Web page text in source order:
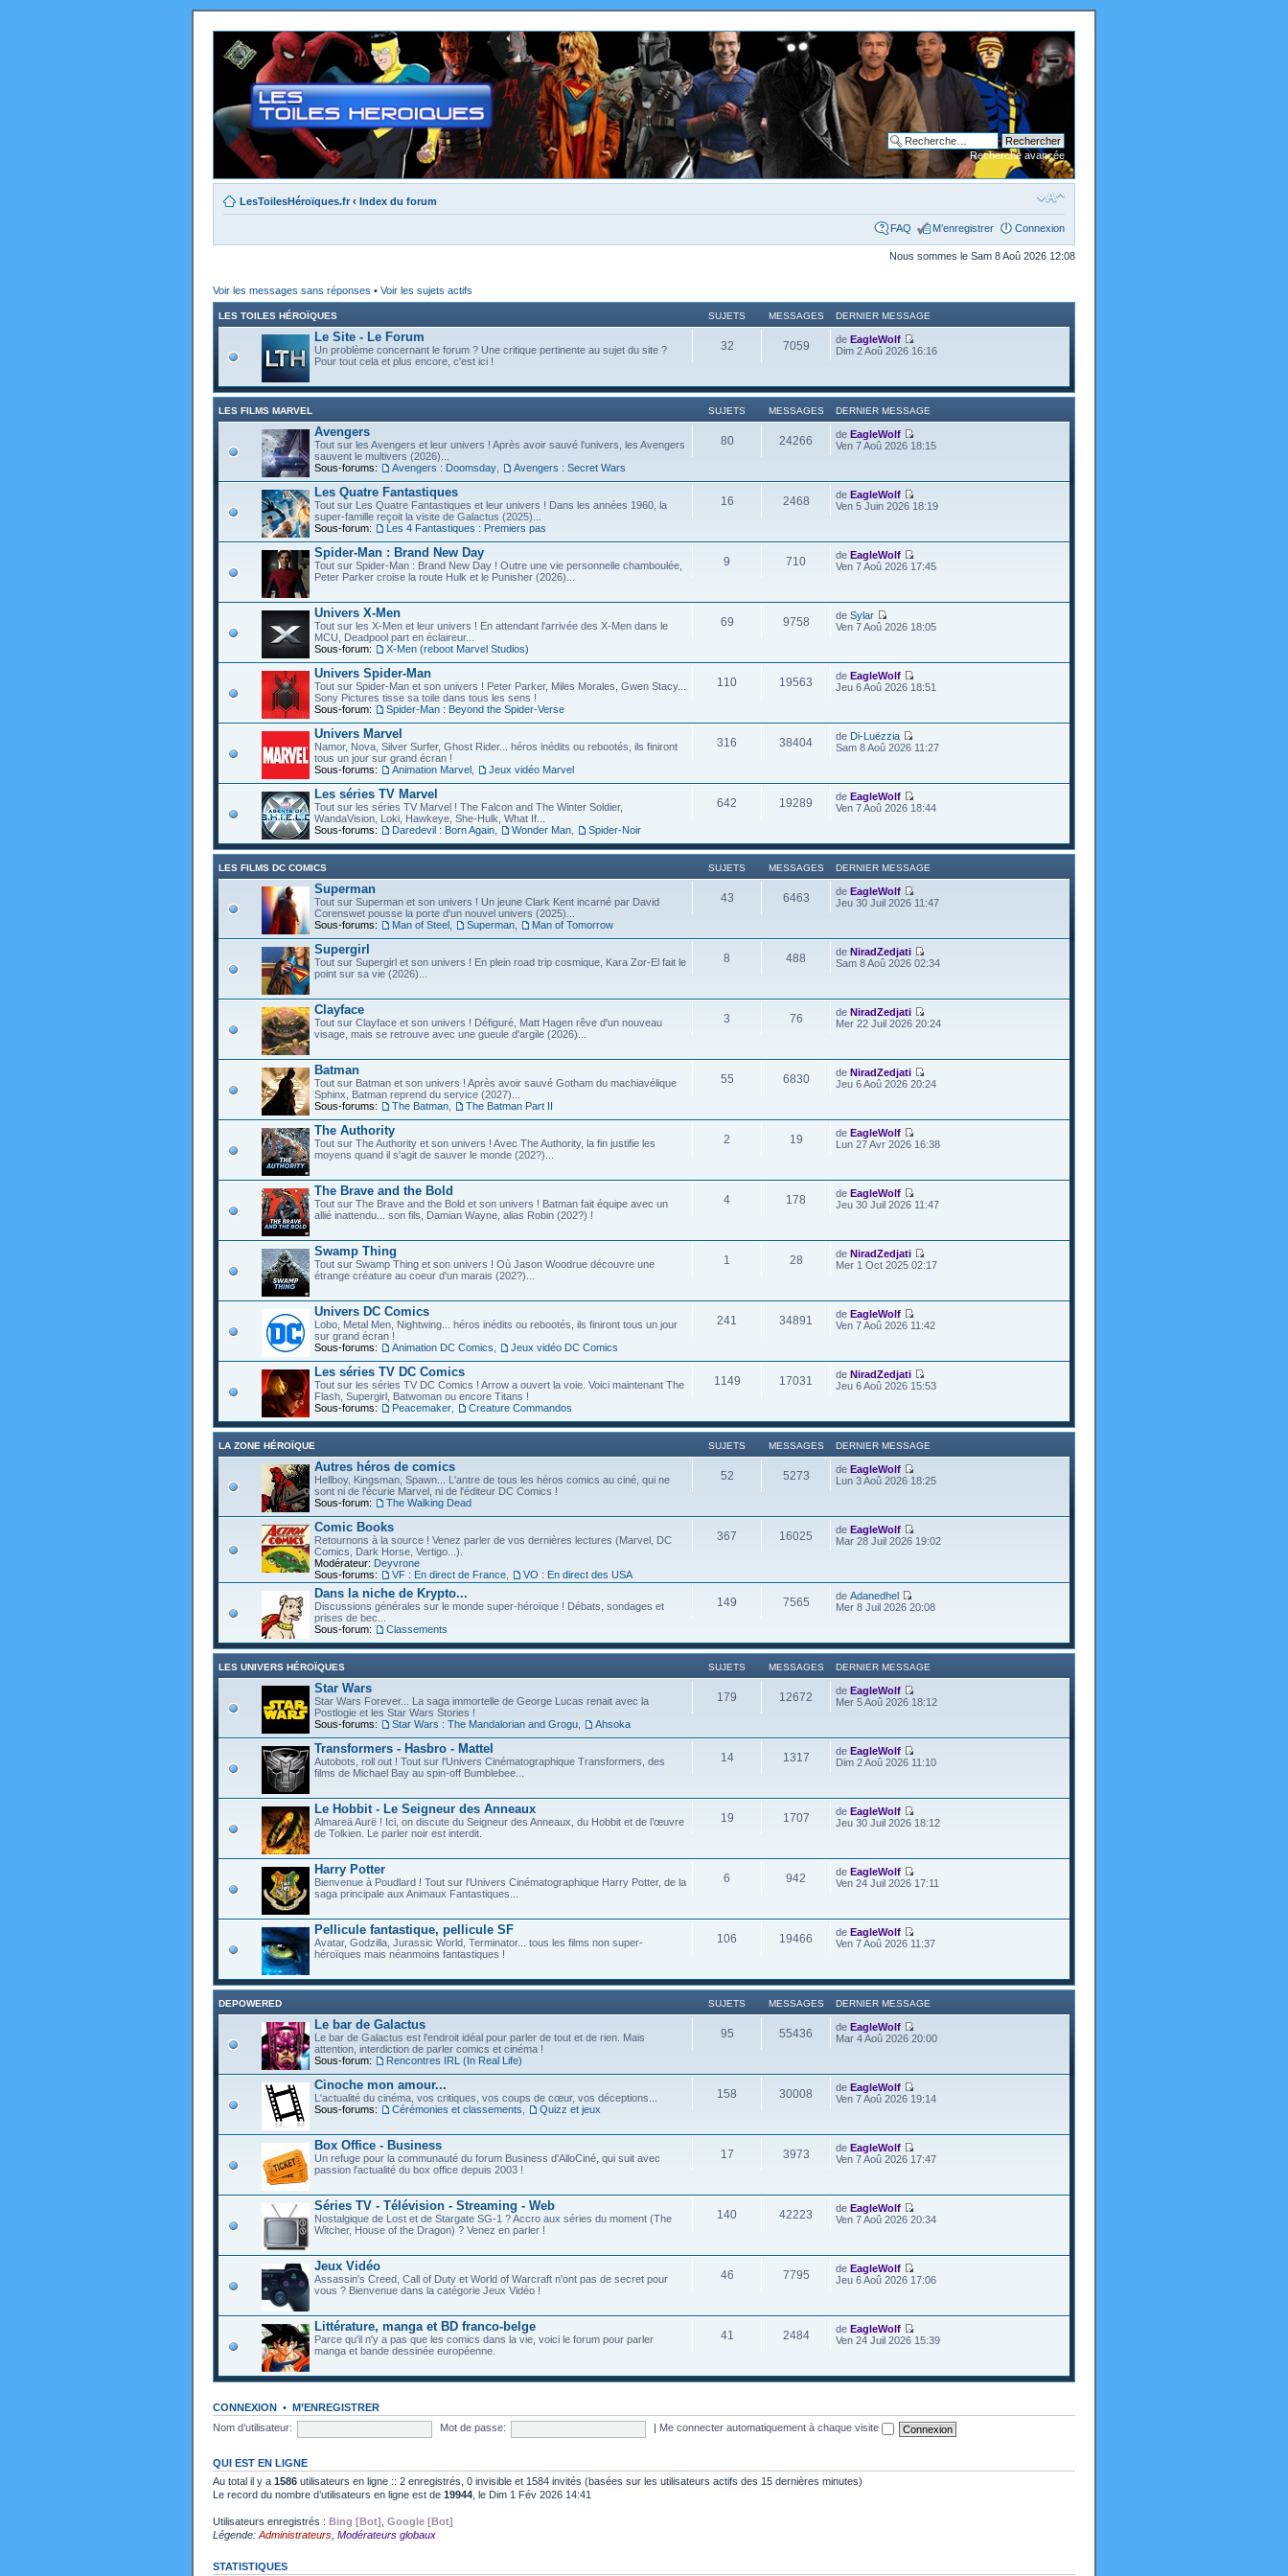
Recherche avancée
LesToilesHéroïques.fr ‹ Index du forum
FAQ M’enregistrer Connexion
Nous sommes le Sam 8 Aoû 2026 12:08
Voir les messages sans réponses • Voir les sujets actifs
LES TOILES HÉROÏQUES SUJETS MESSAGES DERNIER MESSAGE
Le Site - Le Forum
Un problème concernant le forum ? Une critique pertinente au sujet du site ?
Pour tout cela et plus encore, c'est ici !
32 7059 deEagleWolf
Dim 2 Aoû 2026 16:16
LES FILMS MARVEL SUJETS MESSAGES DERNIER MESSAGE
Avengers
Tout sur les Avengers et leur univers ! Après avoir sauvé l'univers, les Avengers
sauvent le multivers (2026)...
Sous-forums:
Avengers : Doomsday Avengers : Secret Wars
80 24266 deEagleWolf
Ven 7 Aoû 2026 18:15
Les Quatre Fantastiques
Tout sur Les Quatre Fantastiques et leur univers ! Dans les années 1960, la
super-famille reçoit la visite de Galactus (2025)...
Sous-forum:
Les 4 Fantastiques : Premiers pas
16 2468 deEagleWolf
Ven 5 Juin 2026 18:19
Spider-Man : Brand New Day
Tout sur Spider-Man : Brand New Day ! Outre une vie personnelle chamboulée,
Peter Parker croise la route Hulk et le Punisher (2026)...
9 710 deEagleWolf
Ven 7 Aoû 2026 17:45
Univers X-Men
Tout sur les X-Men et leur univers ! En attendant l'arrivée des X-Men dans le
MCU, Deadpool part en éclaireur...
Sous-forum:
X-Men (reboot Marvel Studios)
69 9758 deSylar
Ven 7 Aoû 2026 18:05
Univers Spider-Man
Tout sur Spider-Man et son univers ! Peter Parker, Miles Morales, Gwen Stacy...
Sony Pictures tisse sa toile dans tous les sens !
Sous-forum:
Spider-Man : Beyond the Spider-Verse
110 19563 deEagleWolf
Jeu 6 Aoû 2026 18:51
Univers Marvel
Namor, Nova, Silver Surfer, Ghost Rider... héros inédits ou rebootés, ils finiront
tous un jour sur grand écran !
Sous-forums:
Animation Marvel Jeux vidéo Marvel
316 38404 de Di-Luëzzia
Sam 8 Aoû 2026 11:27
Les séries TV Marvel
Tout sur les séries TV Marvel ! The Falcon and The Winter Soldier,
WandaVision, Loki, Hawkeye, She-Hulk, What If...
Sous-forums:
Daredevil : Born Again Wonder Man Spider-Noir
642 19289 deEagleWolf
Ven 7 Aoû 2026 18:44
LES FILMS DC COMICS SUJETS MESSAGES DERNIER MESSAGE
Superman
Tout sur Superman et son univers ! Un jeune Clark Kent incarné par David
Corenswet pousse la porte d'un nouvel univers (2025)...
Sous-forums:
Man of Steel Superman Man of Tomorrow
43 6463 deEagleWolf
Jeu 30 Juil 2026 11:47
Supergirl
Tout sur Supergirl et son univers ! En plein road trip cosmique, Kara Zor-El fait le
point sur sa vie (2026)...
8 488 deNiradZedjati
Sam 8 Aoû 2026 02:34
Clayface
Tout sur Clayface et son univers ! Défiguré, Matt Hagen rêve d'un nouveau
visage, mais se retrouve avec une gueule d'argile (2026)...
3 76 deNiradZedjati
Mer 22 Juil 2026 20:24
Batman
Tout sur Batman et son univers ! Après avoir sauvé Gotham du machiavélique
Sphinx, Batman reprend du service (2027)...
Sous-forums:
The Batman The Batman Part II
55 6830 deNiradZedjati
Jeu 6 Aoû 2026 20:24
The Authority
Tout sur The Authority et son univers ! Avec The Authority, la fin justifie les
moyens quand il s'agit de sauver le monde (202?)...
2 19 deEagleWolf
Lun 27 Avr 2026 16:38
The Brave and the Bold
Tout sur The Brave and the Bold et son univers ! Batman fait équipe avec un
allié inattendu... son fils, Damian Wayne, alias Robin (202?) !
4 178 deEagleWolf
Jeu 30 Juil 2026 11:47
Swamp Thing
Tout sur Swamp Thing et son univers ! Où Jason Woodrue découvre une
étrange créature au coeur d'un marais (202?)...
1 28 deNiradZedjati
Mer 1 Oct 2025 02:17
Univers DC Comics
Lobo, Metal Men, Nightwing... héros inédits ou rebootés, ils finiront tous un jour
sur grand écran !
Sous-forums:
Animation DC Comics Jeux vidéo DC Comics
241 34891 deEagleWolf
Ven 7 Aoû 2026 11:42
Les séries TV DC Comics
Tout sur les séries TV DC Comics ! Arrow a ouvert la voie. Voici maintenant The
Flash, Supergirl, Batwoman ou encore Titans !
Sous-forums:
Peacemaker Creature Commandos
1149 17031 deNiradZedjati
Jeu 6 Aoû 2026 15:53
LA ZONE HÉROÏQUE SUJETS MESSAGES DERNIER MESSAGE
Autres héros de comics
Hellboy, Kingsman, Spawn... L'antre de tous les héros comics au ciné, qui ne
sont ni de l'écurie Marvel, ni de l'éditeur DC Comics !
Sous-forum:
The Walking Dead
52 5273 deEagleWolf
Lun 3 Aoû 2026 18:25
Comic Books
Retournons à la source ! Venez parler de vos dernières lectures (Marvel, DC
Comics, Dark Horse, Vertigo...).
Modérateur: Deyvrone
Sous-forums:
VF : En direct de France VO : En direct des USA
367 16025 deEagleWolf
Mar 28 Juil 2026 19:02
Dans la niche de Krypto...
Discussions générales sur le monde super-héroïque ! Débats, sondages et
prises de bec...
Sous-forum:
Classements
149 7565 deAdanedhel
Mer 8 Juil 2026 20:08
LES UNIVERS HÉROÏQUES SUJETS MESSAGES DERNIER MESSAGE
Star Wars
Star Wars Forever... La saga immortelle de George Lucas renait avec la
Postlogie et les Star Wars Stories !
Sous-forums:
Star Wars : The Mandalorian and Grogu Ahsoka
179 12672 deEagleWolf
Mer 5 Aoû 2026 18:12
Transformers - Hasbro - Mattel
Autobots, roll out ! Tout sur l'Univers Cinématographique Transformers, des
films de Michael Bay au spin-off Bumblebee...
14 1317 deEagleWolf
Dim 2 Aoû 2026 11:10
Le Hobbit - Le Seigneur des Anneaux
Almareä Aurë ! Ici, on discute du Seigneur des Anneaux, du Hobbit et de l’œuvre
de Tolkien. Le parler noir est interdit.
19 1707 deEagleWolf
Jeu 30 Juil 2026 18:12
Harry Potter
Bienvenue à Poudlard ! Tout sur l'Univers Cinématographique Harry Potter, de la
saga principale aux Animaux Fantastiques...
6 942 deEagleWolf
Ven 24 Juil 2026 17:11
Pellicule fantastique, pellicule SF
Avatar, Godzilla, Jurassic World, Terminator... tous les films non super-
héroïques mais néanmoins fantastiques !
106 19466 deEagleWolf
Ven 7 Aoû 2026 11:37
DEPOWERED SUJETS MESSAGES DERNIER MESSAGE
Le bar de Galactus
Le bar de Galactus est l'endroit idéal pour parler de tout et de rien. Mais
attention, interdiction de parler comics et cinéma !
Sous-forum:
Rencontres IRL (In Real Life)
95 55436 deEagleWolf
Mar 4 Aoû 2026 20:00
Cinoche mon amour...
L'actualité du cinéma, vos critiques, vos coups de cœur, vos déceptions...
Sous-forums:
Cérémonies et classements Quizz et jeux
158 30008 deEagleWolf
Ven 7 Aoû 2026 19:14
Box Office - Business
Un refuge pour la communauté du forum Business d'AlloCiné, qui suit avec
passion l'actualité du box office depuis 2003 !
17 3973 deEagleWolf
Ven 7 Aoû 2026 17:47
Séries TV - Télévision - Streaming - Web
Nostalgique de Lost et de Stargate SG-1 ? Accro aux séries du moment (The
Witcher, House of the Dragon) ? Venez en parler !
140 42223 deEagleWolf
Ven 7 Aoû 2026 20:34
Jeux Vidéo
Assassin's Creed, Call of Duty et World of Warcraft n'ont pas de secret pour
vous ? Bienvenue dans la catégorie Jeux Vidéo !
46 7795 deEagleWolf
Jeu 6 Aoû 2026 17:06
Littérature, manga et BD franco-belge
Parce qu'il n'y a pas que les comics dans la vie, voici le forum pour parler
manga et bande dessinée européenne.
41 2484 deEagleWolf
Ven 24 Juil 2026 15:39
CONNEXION • M’ENREGISTRER
Nom d’utilisateur:
Mot de passe: Me connecter automatiquement à chaque visite
QUI EST EN LIGNE
Au total il y a 1586 utilisateurs en ligne :: 2 enregistrés, 0 invisible et 1584 invités (basées sur les utilisateurs actifs des 15 dernières minutes)
Le record du nombre d’utilisateurs en ligne est de 19944 , le Dim 1 Fév 2026 14:41
Utilisateurs enregistrés : Bing [Bot] Google [Bot]
Légende: Administrateurs Modérateurs globaux
STATISTIQUES